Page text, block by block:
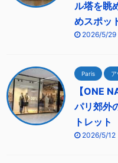
ル塔を眺
めスポッ
2026/5/29
Paris
【ONE
パリ郊外
トレット
2026/5/12